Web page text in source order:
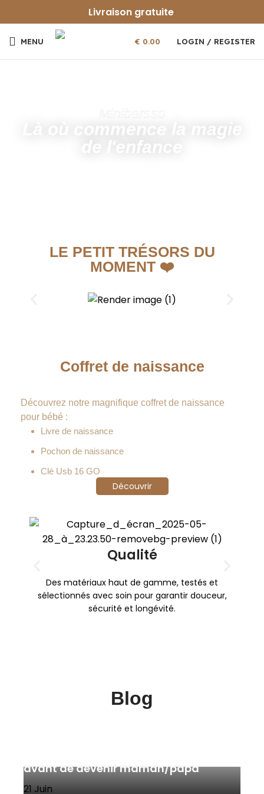
Livraison gratuite
MENU € 0.00 LOGIN / REGISTER
Là où commence la magie
de l'enfance
LE PETIT TRÉSORS DU
MOMENT ❤️
Coffret de naissance
Découvrez notre magnifique coffret de naissance
pour bébé :
Livre de naissance
Pochon de naissance
Clé Usb 16 GO
Découvrir
Qualité
Des matériaux haut de gamme, testés et
sélectionnés avec soin pour garantir douceur,
sécurité et longévité.
Blog
21 Juin
avant de devenir maman/papa
Les étapes du 3è trimestre : à quoi